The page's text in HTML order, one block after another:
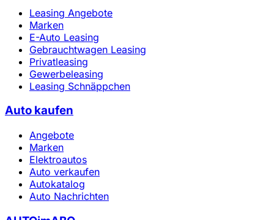
Leasing Angebote
Marken
E-Auto Leasing
Gebrauchtwagen Leasing
Privatleasing
Gewerbeleasing
Leasing Schnäppchen
Auto kaufen
Angebote
Marken
Elektroautos
Auto verkaufen
Autokatalog
Auto Nachrichten